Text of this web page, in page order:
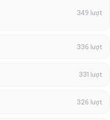
349 lượt
336 lượt
331 lượt
326 lượt